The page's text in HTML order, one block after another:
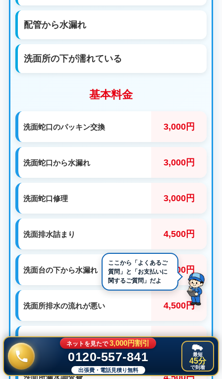
配管から水漏れ
洗面所の下が濡れている
基本料金
洗面蛇口のパッキン交換 3,000円
洗面蛇口から水漏れ 3,000円
洗面蛇口修理 3,000円
洗面排水詰まり 4,500円
洗面台の下から水漏れ 3,000円
洗面所排水の流れが悪い 4,500円
洗面所蛇口の取替 3,000円
洗面所漏水調査費
ネットを見たで3,000円割引
0120-557-841
出張費・電話見積り無料
最短
45分
で到着